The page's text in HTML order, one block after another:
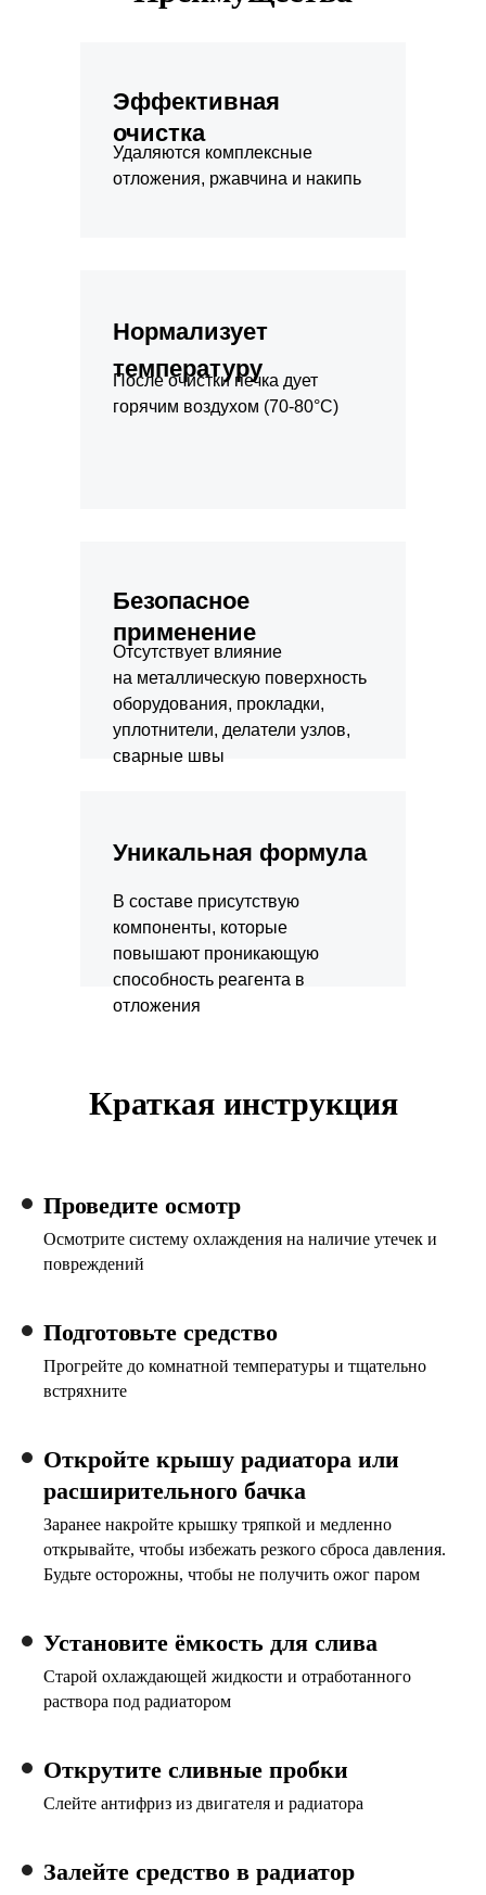
Эффективная
очистка
Удаляются комплексные
отложения, ржавчина и накипь
Нормализует
температуру
После очистки печка дует
горячим воздухом (70-80°С)
Безопасное
применение
Отсутствует влияние
на металлическую поверхность
оборудования, прокладки,
уплотнители, делатели узлов,
сварные швы
Уникальная формула
В составе присутствую
компоненты, которые
повышают проникающую
способность реагента в
отложения
Краткая инструкция
Проведите осмотр
Осмотрите систему охлаждения на наличие утечек и
повреждений
Подготовьте средство
Прогрейте до комнатной температуры и тщательно
встряхните
Откройте крышу радиатора или
расширительного бачка
Заранее накройте крышку тряпкой и медленно
открывайте, чтобы избежать резкого сброса давления.
Будьте осторожны, чтобы не получить ожог паром
Установите ёмкость для слива
Старой охлаждающей жидкости и отработанного
раствора под радиатором
Открутите сливные пробки
Слейте антифриз из двигателя и радиатора
Залейте средство в радиатор